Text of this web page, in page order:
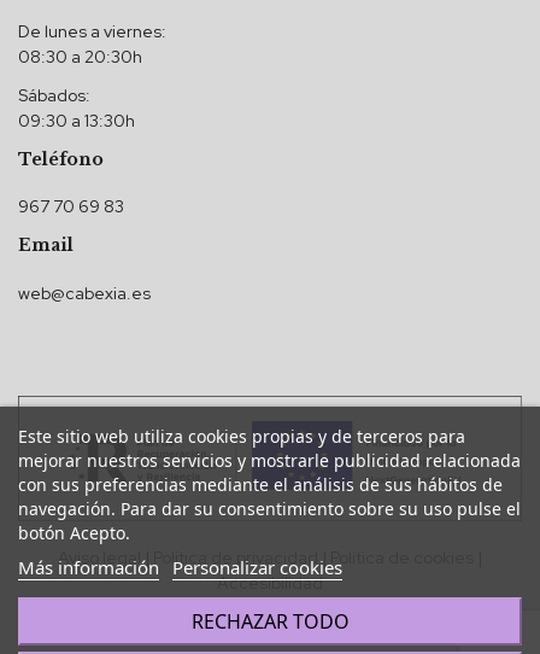
De lunes a viernes:
08:30 a 20:30h
Sábados:
09:30 a 13:30h
Teléfono
967 70 69 83
Email
web@cabexia.es
Este sitio web utiliza cookies propias y de terceros para
mejorar nuestros servicios y mostrarle publicidad relacionada
con sus preferencias mediante el análisis de sus hábitos de
navegación. Para dar su consentimiento sobre su uso pulse el
botón Acepto.
Más información Personalizar cookies
RECHAZAR TODO
Aviso legal | Política de privacidad |
Accesibilidad